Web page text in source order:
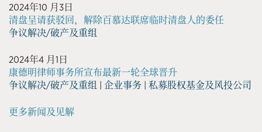
2024年10 月3日
清盘呈请获驳回，解除百慕达联席临时清盘人的委任
争议解决/破产及重组
2024年4 月1日
康德明律师事务所宣布最新一轮全球晋升
争议解决/破产及重组 | 企业事务 | 私募股权基金及风投公司
更多新闻及见解